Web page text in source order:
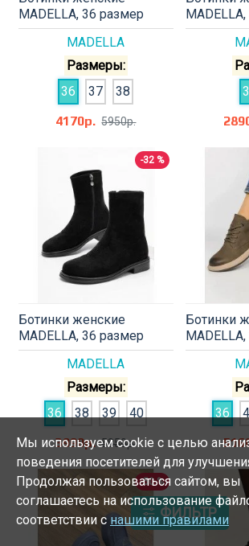
MADELLA
MADELLA, 36 размер
Размеры:
36
37
38
4170р. 5950р.
-32 %
MADELLA
Ботинки женские
MADELLA, 36 размер
Размеры:
36
38 39
40
3990р. 5850р.
Ботинки
36
-50 %
Мы используем cookie с целью
поведения посетителей для
Продолжая пользоваться сайтом, вы
соглашаетесь на использование
соответствии с нашими правилами
ФИЛЬТР